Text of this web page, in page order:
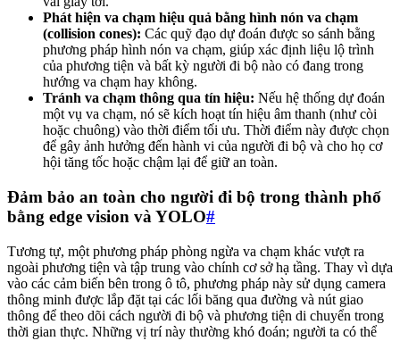
Phát hiện va chạm hiệu quả bằng hình nón va chạm
(collision cones): Các quỹ đạo dự đoán được so sánh bằng
phương pháp hình nón va chạm, giúp xác định liệu lộ trình
của phương tiện và bất kỳ người đi bộ nào có đang trong
hướng va chạm hay không.
Tránh va chạm thông qua tín hiệu: Nếu hệ thống dự đoán
một vụ va chạm, nó sẽ kích hoạt tín hiệu âm thanh (như còi
hoặc chuông) vào thời điểm tối ưu. Thời điểm này được chọn
để gây ảnh hưởng đến hành vi của người đi bộ và cho họ cơ
hội tăng tốc hoặc chậm lại để giữ an toàn.
Đảm bảo an toàn cho người đi bộ trong thành phố
bằng edge vision và YOLO#
Tương tự, một phương pháp phòng ngừa va chạm khác vượt ra
ngoài phương tiện và tập trung vào chính cơ sở hạ tầng. Thay vì dựa
vào các cảm biến bên trong ô tô, phương pháp này sử dụng camera
thông minh được lắp đặt tại các lối băng qua đường và nút giao
thông để theo dõi cách người đi bộ và phương tiện di chuyển trong
thời gian thực. Những vị trí này thường khó đoán; người ta có thể